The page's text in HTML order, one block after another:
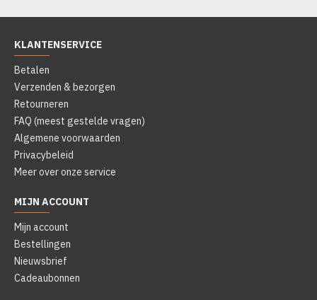
KLANTENSERVICE
Betalen
Verzenden & bezorgen
Retourneren
FAQ (meest gestelde vragen)
Algemene voorwaarden
Privacybeleid
Meer over onze service
MIJN ACCOUNT
Mijn account
Bestellingen
Nieuwsbrief
Cadeaubonnen